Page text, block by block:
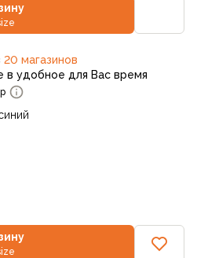
20 магазинов
в удобное для Вас время